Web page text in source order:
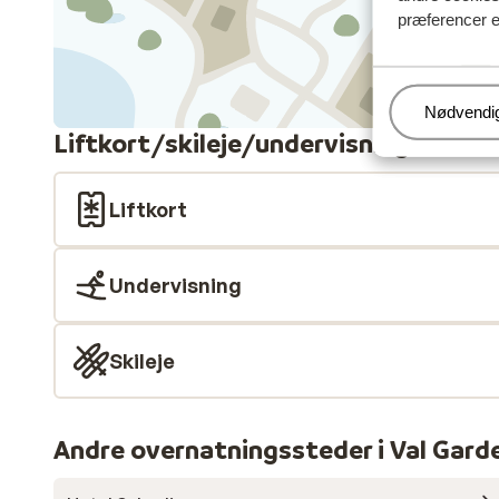
præferencer
Liftkort/skileje/undervisning
Liftkort
Undervisning
Skileje
Andre overnatningssteder i Val